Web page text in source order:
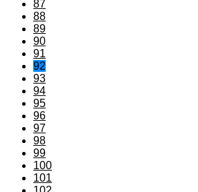
87
88
89
90
91
92
93
94
95
96
97
98
99
100
101